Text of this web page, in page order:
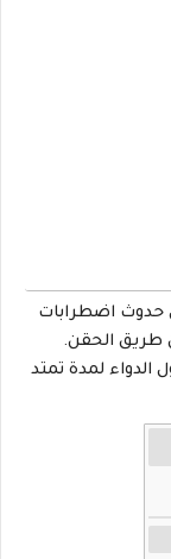
حدوث اضطرابات
طريق الحقن.
الدواء لمدة تمتد